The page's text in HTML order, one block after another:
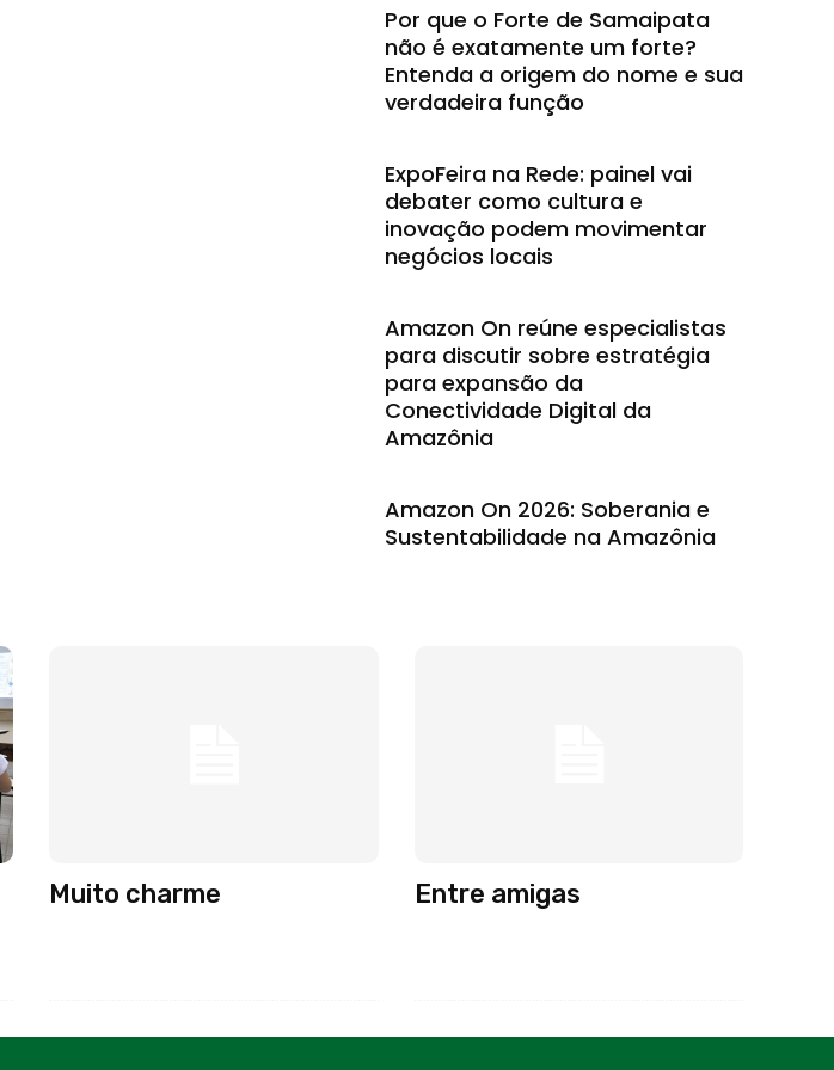
Por que o Forte de Samaipata
não é exatamente um forte?
Entenda a origem do nome e sua
verdadeira função
ExpoFeira na Rede: painel vai
debater como cultura e
inovação podem movimentar
negócios locais
Amazon On reúne especialistas
para discutir sobre estratégia
para expansão da
Conectividade Digital da
Amazônia
Amazon On 2026: Soberania e
Sustentabilidade na Amazônia
Muito charme Entre amigas